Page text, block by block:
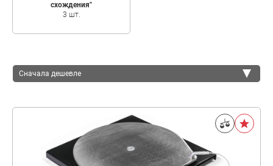
схождения"
3 шт.
Сначала дешевле